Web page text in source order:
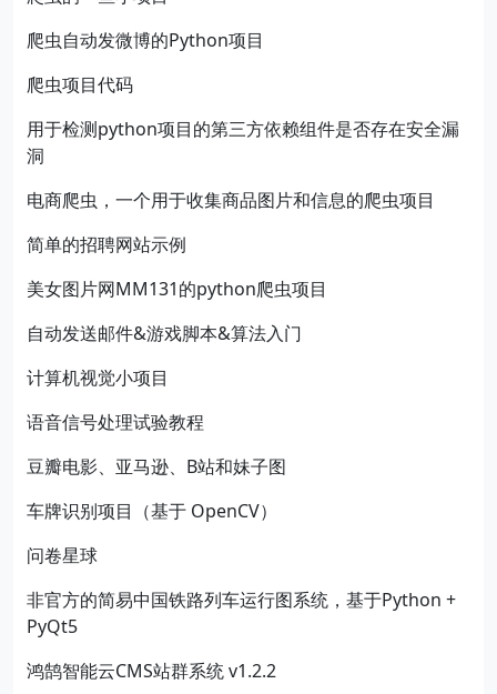
爬虫自动发微博的Python项目
爬虫项目代码
用于检测python项目的第三方依赖组件是否存在安全漏
洞
电商爬虫，一个用于收集商品图片和信息的爬虫项目
简单的招聘网站示例
美女图片网MM131的python爬虫项目
自动发送邮件&游戏脚本&算法入门
计算机视觉小项目
语音信号处理试验教程
豆瓣电影、亚马逊、B站和妹子图
车牌识别项目（基于 OpenCV）
问卷星球
非官方的简易中国铁路列车运行图系统，基于Python +
PyQt5
鸿鹄智能云CMS站群系统 v1.2.2